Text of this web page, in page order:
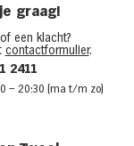
graag!
een klacht?
contactformulier.
2411
– 20:30 (ma t/m zo)